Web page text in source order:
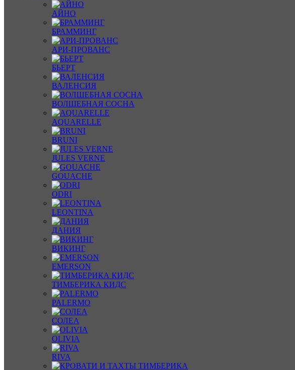
АЙНО
БРАММИНГ
АРИ-ПРОВАНС
БЬЕРТ
ВАЛЕНСИЯ
ВОЛШЕБНАЯ СОСНА
AQUARELLE
BRUNI
JULES VERNE
GOUACHE
ODRI
LEONTINA
ДАНИЯ
ВИКИНГ
EMERSON
ТИМБЕРИКА КИДС
PALERMO
СОЛЕА
OLIVIA
RIVA